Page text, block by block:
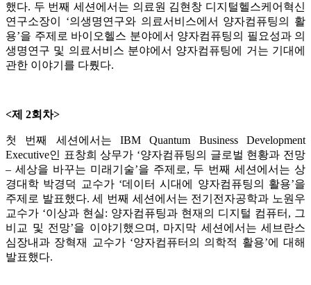
했다. 두 번째 세션에서는 의료원 김현창 디지털헬스케어혁신
연구소장이 ‘의생명연구와 의료서비스에서 양자컴퓨팅의 활
용’을 주제로 바이오헬스 분야에서 양자컴퓨팅의 필요성과 의
생명연구 및 의료서비스 분야에서 양자컴퓨팅에 거는 기대에
관한 이야기를 다뤘다.
<제 2회차>
첫 번째 세션에서는 IBM Quantum Business Development
Executive인 표창희 상무가 ‘양자컴퓨팅의 글로벌 현황과 전망
– 세상을 바꾸는 미래기술’을 주제로, 두 번째 세션에서는 상
경대학 박경덕 교수가 ‘데이터 시대에 양자컴퓨팅의 활용’을
주제로 발표했다. 세 번째 세션에서는 전기전자공학과 노원우
교수가 ‘이상과 현실: 양자컴퓨팅과 현재의 디지털 컴퓨터, 그
비교 및 전망’을 이야기했으며, 마지막 세션에서는 세브란스
심장내과 장혁재 교수가 ‘양자컴퓨터의 의학적 활용’에 대해
발표했다.